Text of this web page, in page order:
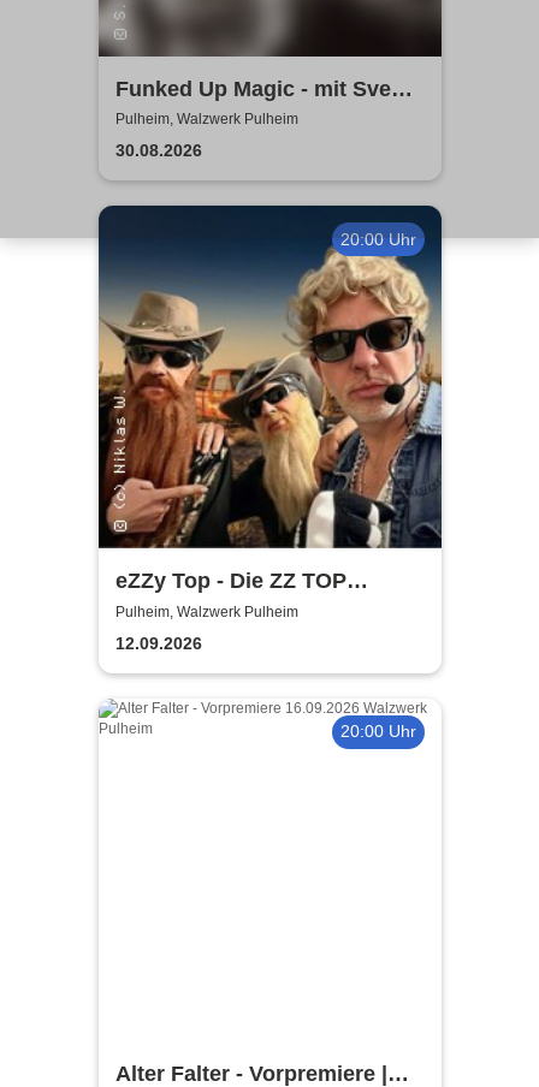
Funked Up Magic - mit Sven
Heubes & Band
Pulheim, Walzwerk Pulheim
30.08.2026
20:00 Uhr
eZZy Top - Die ZZ TOP
Coverband
Pulheim, Walzwerk Pulheim
12.09.2026
20:00 Uhr
Alter Falter - Vorpremiere |